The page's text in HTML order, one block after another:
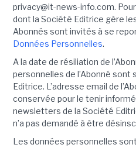
privacy@it-news-info.com.
dont la Société Editrice gère
Abonnés sont invités à se
Données Personnelles.
A la date de résiliation de
personnelles de l’Abonné sont
Editrice. L’adresse email de
conservée pour le tenir
newsletters de la Société
n’a pas demandé à être
Les données personnelles